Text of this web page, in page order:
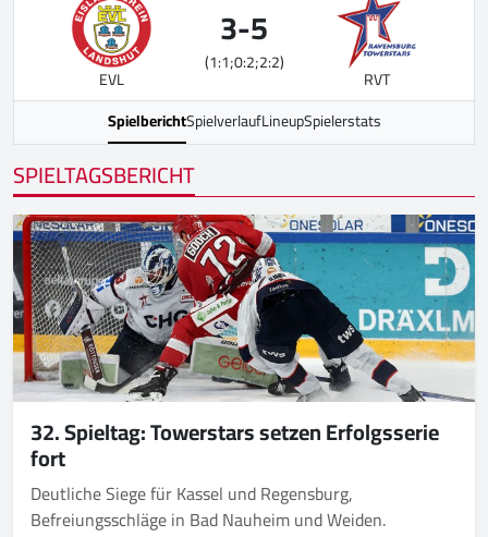
EVL
3-5
(1:1;0:2;2:2)
RVT
SpielberichtSpielverlaufLineupSpielerstats
SPIELTAGSBERICHT
32. Spieltag: Towerstars setzen Erfolgsserie
fort
Deutliche Siege für Kassel und Regensburg,
Befreiungsschläge in Bad Nauheim und Weiden.